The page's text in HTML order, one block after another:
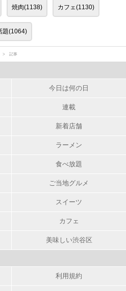
焼肉(1138) カフェ(1130)
題(1064)
記事
今日は何の日
連載
新着店舗
ラーメン
食べ放題
ご当地グルメ
スイーツ
カフェ
美味しい渋谷区
利用規約